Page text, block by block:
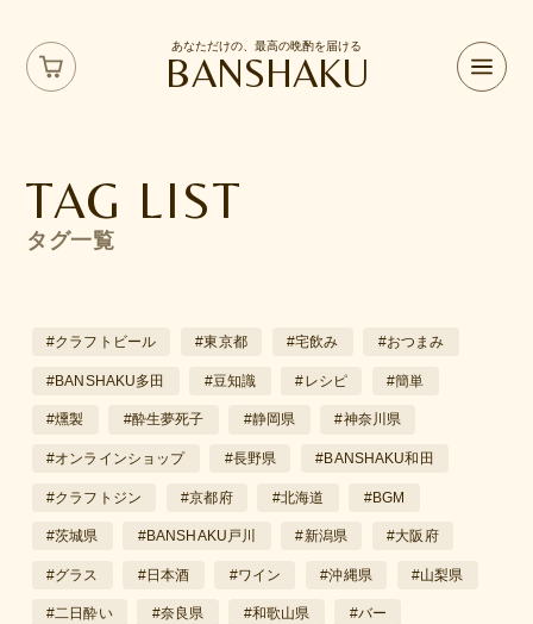
あなただけの、最高の晩酌を届ける
BANSHAKU
TAG LIST
タグ一覧
#クラフトビール #東京都 #宅飲み #おつまみ
#BANSHAKU多田 #豆知識 #レシピ #簡単
#燻製 #酔生夢死子 #静岡県 #神奈川県
#オンラインショップ #長野県 #BANSHAKU和田
#クラフトジン #京都府 #北海道 #BGM
#茨城県 #BANSHAKU戸川 #新潟県 #大阪府
#グラス #日本酒 #ワイン #沖縄県 #山梨県
#二日酔い #奈良県 #和歌山県 #バー